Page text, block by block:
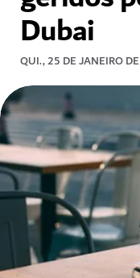
Dubai
QUI., 25 DE JANEIRO